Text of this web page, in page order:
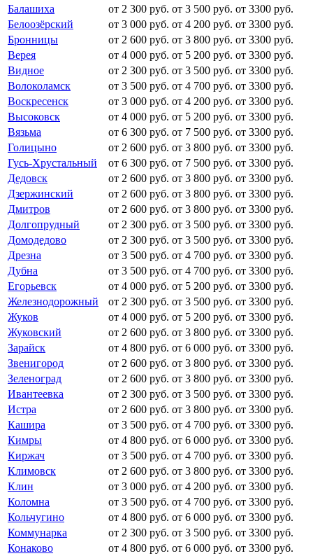
Балашиха от 2 300 руб. от 3 500 руб. от 3300 руб.
Белоозёрский
от 3 000 руб. от 4 200 руб. от 3300 руб.
Бронницы
от 2 600 руб. от 3 800 руб. от 3300 руб.
Верея
от 4 000 руб. от 5 200 руб. от 3300 руб.
Видное
от 2 300 руб. от 3 500 руб. от 3300 руб.
Волоколамск
от 3 500 руб. от 4 700 руб. от 3300 руб.
Воскресенск
от 3 000 руб. от 4 200 руб. от 3300 руб.
Высоковск
от 4 000 руб. от 5 200 руб. от 3300 руб.
Вязьма
от 6 300 руб. от 7 500 руб. от 3300 руб.
Голицыно
от 2 600 руб. от 3 800 руб. от 3300 руб.
Гусь-Хрустальный
от 6 300 руб. от 7 500 руб. от 3300 руб.
Дедовск
от 2 600 руб. от 3 800 руб. от 3300 руб.
Дзержинский
от 2 600 руб. от 3 800 руб. от 3300 руб.
Дмитров
от 2 600 руб. от 3 800 руб. от 3300 руб.
Долгопрудный
от 2 300 руб. от 3 500 руб. от 3300 руб.
Домодедово
от 2 300 руб. от 3 500 руб. от 3300 руб.
Дрезна
от 3 500 руб. от 4 700 руб. от 3300 руб.
Дубна
от 3 500 руб. от 4 700 руб. от 3300 руб.
Егорьевск
от 4 000 руб. от 5 200 руб. от 3300 руб.
Железнодорожный
от 2 300 руб. от 3 500 руб. от 3300 руб.
Жуков
от 4 000 руб. от 5 200 руб. от 3300 руб.
Жуковский
от 2 600 руб. от 3 800 руб. от 3300 руб.
Зарайск
от 4 800 руб. от 6 000 руб. от 3300 руб.
Звенигород
от 2 600 руб. от 3 800 руб. от 3300 руб.
Зеленоград
от 2 600 руб. от 3 800 руб. от 3300 руб.
Ивантеевка
от 2 300 руб. от 3 500 руб. от 3300 руб.
Истра
от 2 600 руб. от 3 800 руб. от 3300 руб.
Кашира
от 3 500 руб. от 4 700 руб. от 3300 руб.
Кимры
от 4 800 руб. от 6 000 руб. от 3300 руб.
Киржач
от 3 500 руб. от 4 700 руб. от 3300 руб.
Климовск
от 2 600 руб. от 3 800 руб. от 3300 руб.
Клин
от 3 000 руб. от 4 200 руб. от 3300 руб.
Коломна
от 3 500 руб. от 4 700 руб. от 3300 руб.
Кольчугино
от 4 800 руб. от 6 000 руб. от 3300 руб.
Коммунарка
от 2 300 руб. от 3 500 руб. от 3300 руб.
Конаково
от 4 800 руб. от 6 000 руб. от 3300 руб.